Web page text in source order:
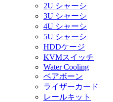
2U シャーシ
3U シャーシ
4U シャーシ
5U シャーシ
HDDケージ
KVMスイッチ
Water Cooling
ベアボーン
ライザーカード
レールキット